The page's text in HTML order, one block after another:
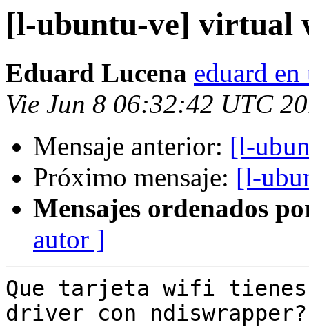
[l-ubuntu-ve] virtual
Eduard Lucena eduard
Vie Jun 8 06:32:42 UTC
Mensaje anterior: [l-
Próximo mensaje: [l-
Mensajes ordenados
autor ]
Que tarjeta wifi
driver con